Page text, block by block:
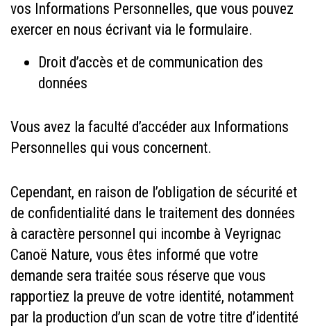
vos Informations Personnelles, que vous pouvez
exercer en nous écrivant via le formulaire.
Droit d’accès et de communication des
données
Vous avez la faculté d’accéder aux Informations
Personnelles qui vous concernent.
Cependant, en raison de l’obligation de sécurité et
de confidentialité dans le traitement des données
à caractère personnel qui incombe à Veyrignac
Canoë Nature, vous êtes informé que votre
demande sera traitée sous réserve que vous
rapportiez la preuve de votre identité, notamment
par la production d’un scan de votre titre d’identité